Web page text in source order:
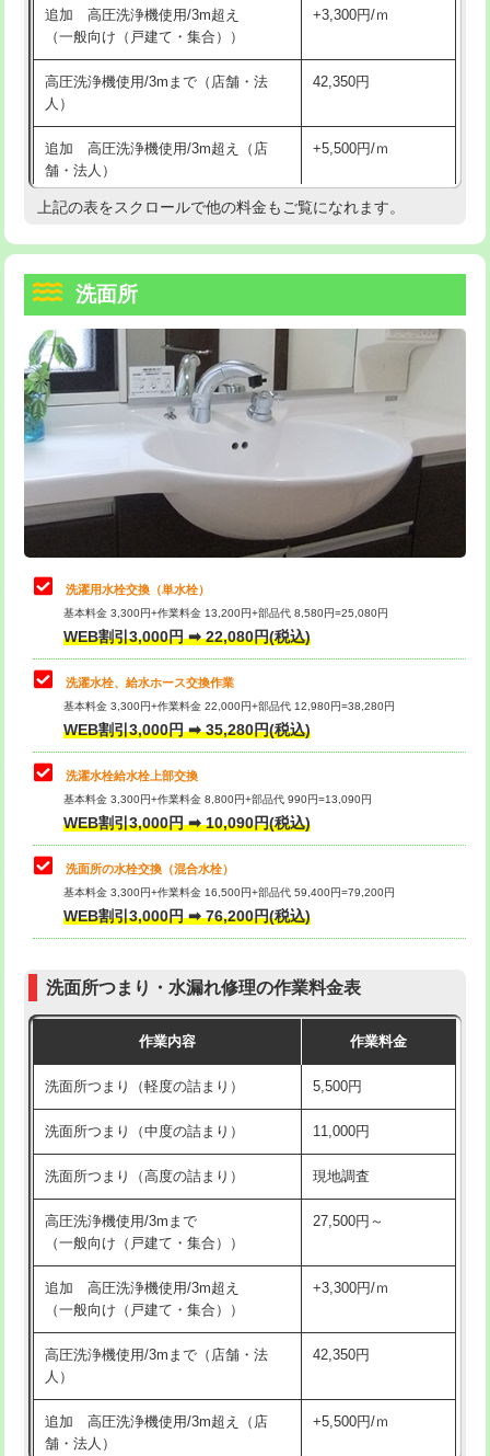
マス交換（深さ50㎝以上） 66,000円
コンクリート斫り（厚さ10㎝まで） 27,500円
コンクリート斫り（厚さ10㎝超え）
モルタル補修（厚さ10㎝まで）
モルタル補修（厚さ10㎝超え） 38,500円
洗面台設置 38,500円
追加人工
廃棄・処分 現場見積
※給水管工事は20mmまでの価格です。
持込商品取付（混合水栓） 16,500円
給水管工事※（ホール加工)
給水管工事※（バンド止め) 3,300円
給水管工事※（支持金具設置) 5,500円
給水管工事※（保温材使用（バンド止
め込み）)
5,500円
給水管工事※（土の掘削・埋め戻し作
業)
11,000円
給水管工事※（塩ビ管（VP・HI）使
用/3ｍまで)
33,000円
給水管工事※（塩ビ管（VP・HI）使
用（追加）/3ｍ超え)
給水管工事※（ライニング鋼管・銅
管・ポリ管・HT管使用/3ｍまで)
44,000円
給水管工事※（ライニング鋼管・銅
管・ポリ管・HT管使用/3ｍ超え)
排水管工事（土の掘削・埋め戻し作
業）
排水管工事（排水管工事/3ｍまで） 55,000円
排水管工事（追加 排水管工事/3ｍ超
え）
マス交換（土の掘削・埋め戻し作業）
マス交換（深さ50㎝未満）
マス交換（深さ50㎝以上）
モルタル補修（厚さ10㎝まで） 27,500円
モルタル補修（厚さ10㎝超え） 38,500円
洗面台設置 38,500円
バスタブ設置 現場見積
追加人工 16,500円
廃棄・処分
※給水管工事は20mmまでの価格です。
追加 高圧洗浄機使用/3m超え
（一般向け（戸建て・集合））
+3,300円/ｍ
高圧洗浄機使用/3mまで（店舗・法
人）
42,350円
追加 高圧洗浄機使用/3m超え（店
舗・法人）
+5,500円/ｍ
高度高圧洗浄換 現地調査
トーラー機使用/3mまで
追加トーラー機使用/3m超え +3,300円
カメラ調査 33,000円
桝清掃
止水・漏水調査・防水処理・清掃・修
理・調整・分解・加工など（軽作業）
11,000円
止水・漏水調査・防水処理・清掃・修
理・調整・分解・加工など（中作業）
22,000円
止水・漏水調査・防水処理・清掃・修
理・調整・分解・加工など（重作業）
33,000円
キッチンタンク脱着
その他部品の脱着
交換・取付（タンク）
交換・取付(単水栓（壁付・デッキ
式）)
交換・取付(混合水栓（壁付・デッキ
式・ワンホール）)
16,500円+材料費
（P/S/ポップアップ））
交換・取付（その他部品） 11,000円+材料費
持込商品取付（単水栓） 13,200円
持込商品取付（混合水栓） 16,500円
持込商品取付（浄水器・分岐水栓） 16,500円
給水管工事※（ホール加工) 16,500円
給水管工事※（バンド止め)
給水管工事※（支持金具設置) 5,500円
給水管工事※（保温材使用（バンド止
め込み）)
5,500円
給水管工事※（土の掘削・埋め戻し作
業)
11,000円
上記の表をスクロールで他の料金もご覧になれます。
洗面所
洗濯用水栓交換（単水栓）
基本料金 3,300円+作業料金 13,200円+部品代 8,580円=25,080円
WEB割引3,000円 ➡ 22,080円(税込)
洗濯水栓、給水ホース交換作業
基本料金 3,300円+作業料金 22,000円+部品代 12,980円=38,280円
WEB割引3,000円 ➡ 35,280円(税込)
洗濯水栓給水栓上部交換
基本料金 3,300円+作業料金 8,800円+部品代 990円=13,090円
WEB割引3,000円 ➡ 10,090円(税込)
洗面所の水栓交換（混合水栓）
基本料金 3,300円+作業料金 16,500円+部品代 59,400円=79,200円
WEB割引3,000円 ➡ 76,200円(税込)
洗面所つまり・水漏れ修理の作業料金表
作業内容 作業料金
洗面所つまり（軽度の詰まり） 5,500円
洗面所つまり（中度の詰まり） 11,000円
洗面所つまり（高度の詰まり） 現地調査
高圧洗浄機使用/3mまで
（一般向け（戸建て・集合））
27,500円～
追加 高圧洗浄機使用/3m超え
（一般向け（戸建て・集合））
+3,300円/ｍ
高圧洗浄機使用/3mまで（店舗・法
人）
42,350円
追加 高圧洗浄機使用/3m超え（店
舗・法人）
+5,500円/ｍ